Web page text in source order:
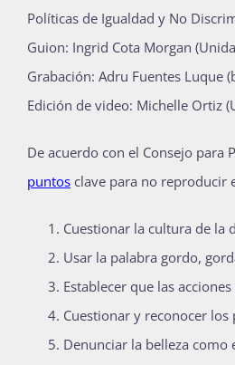
Políticas de Igualdad y No
Guion: Ingrid Cota Morgan
Grabación: Adru Fuentes Luque
Edición de video: Michelle Ortiz
De acuerdo con el Consejo para
puntos clave para no reproducir
Cuestionar la cultura de la
Usar la palabra gordo,
Establecer que las
Cuestionar y reconocer
Denunciar la belleza